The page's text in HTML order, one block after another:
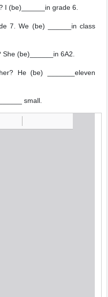
I (be)______in grade 6.
7. We (be) ______in class
(be)______in 6A2.
He (be) _______eleven
small.